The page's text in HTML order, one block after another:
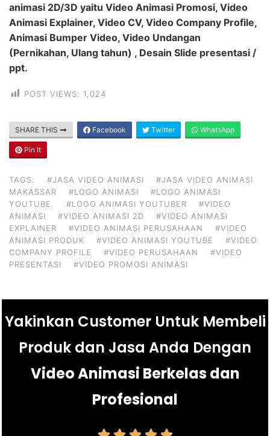
animasi 2D/3D yaitu Video Animasi Promosi, Video
Animasi Explainer, Video CV, Video Company Profile,
Animasi Bumper Video, Video Undangan
(Pernikahan, Ulang tahun) , Desain Slide presentasi /
ppt.
POST VIEWS: 1,024
SHARE THIS Facebook Twitter WhatsApp
Pin It
TAGS: #JASA VIDEO ANIMASI
#JASA VIDEO ANIMASI
MAKASSAR
#LOGO ANIMASI
#LOGO ANIMASI
YOUTUBE.
#LOGO ANIMASI YOUTUBER
#VIDEO
ANIMASI
#VIDEO ANIMASI 2D
#VIDEO ANIMASI
EXPLAINER
#VIDEO ANIMASI PERUSAHAAN
#VIDEO
ANIMASI PRODUK
#VIDEO ANIMASI YOUTUBE
#VIDEO
COMPANY PROFILE
#VIDEO PERUSAHAAN
#VIDEO
PRESENTASI
#VIDEO PROMOSI ANIMASI
Yakinkan Customer Untuk Membeli
Produk dan Jasa Anda Dengan
Video Animasi Berkelas dan
Profesional